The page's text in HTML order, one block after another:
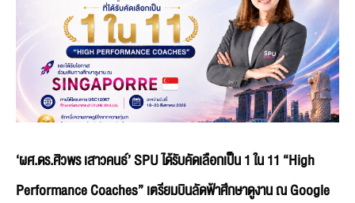
‘ผศ.ดร.ศิวพร เสาวคนธ์’ SPU ได้รับคัดเลือกเป็น 1 ใน 11 “High
Performance Coaches” เตรียมบินลัดฟ้าศึกษาดูงาน ณ Google